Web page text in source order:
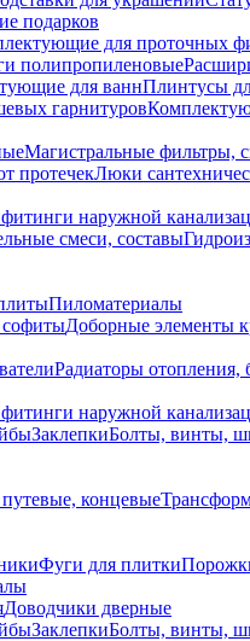
подарков
для проточных
полипропиленовые
для ваннПлинтусы
гарнитуров
Магистральные фильтры,
протечекЛюки
наружной
смеси, составы
Пиломатериалы
Доборные элементы
Радиаторы отопления,
наружной
ЗаклепкиБолты, винты,
концевые
Фуги для плитки
Доводчики дверные
ЗаклепкиБолты, винты,